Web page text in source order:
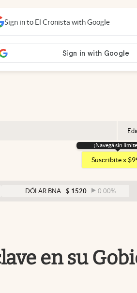
¡Navegá sin
Suscribite x
DÓLAR BNA $ 1520 0.00%
Sign in to El Cronista with Google
en su